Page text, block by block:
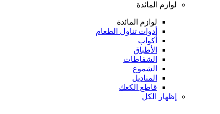
لوازم المائدة
لوازم المائدة
أدوات تناول الطعام
أكواب
الأطباق
الشفاطات
الشموع
المناديل
قاطع الكعك
إظهار الكل